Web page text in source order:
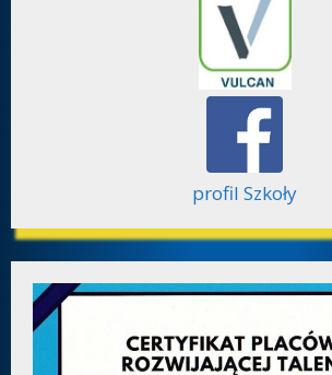
profil Szkoły